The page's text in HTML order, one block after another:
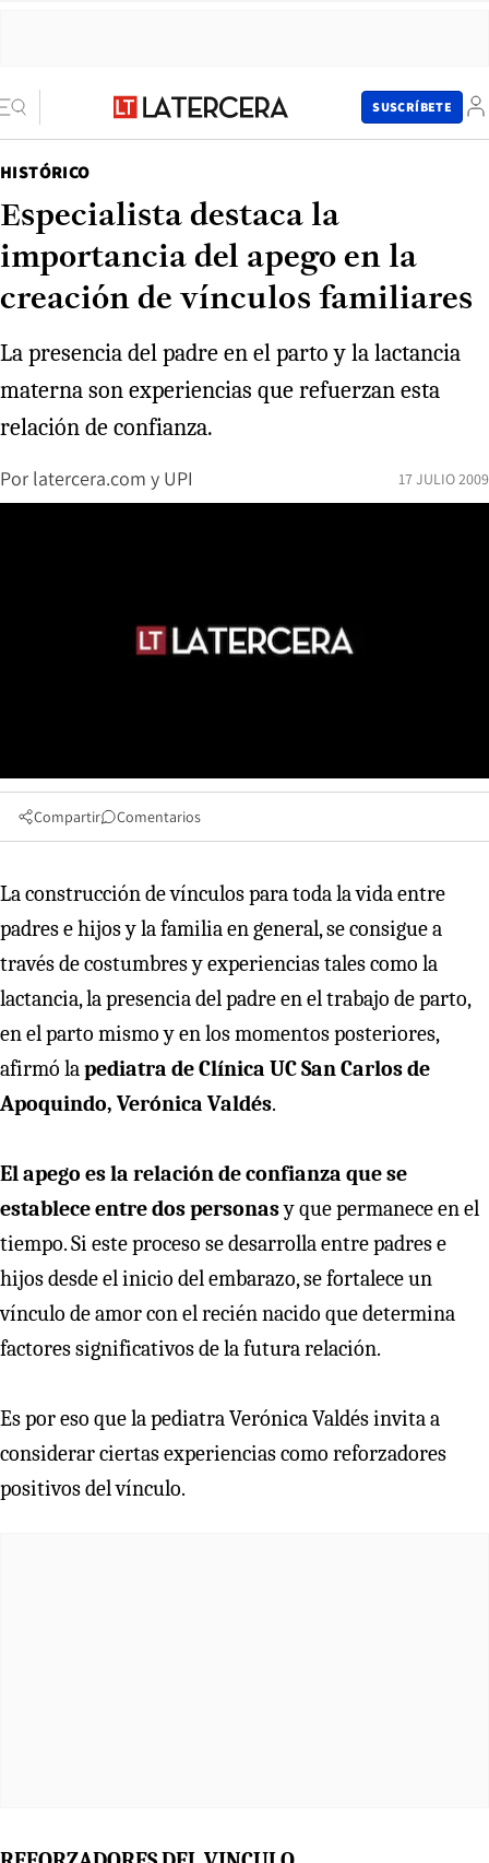
SUSCRÍBETE
HISTÓRICO
Especialista destaca la
importancia del apego en la
creación de vínculos familiares
La presencia del padre en el parto y la lactancia
materna son experiencias que refuerzan esta
relación de confianza.
Por latercera.com y UPI 17 JULIO 2009
Compartir Comentarios
La construcción de vínculos para toda la vida entre
padres e hijos y la familia en general, se consigue a
través de costumbres y experiencias tales como la
lactancia, la presencia del padre en el trabajo de parto,
en el parto mismo y en los momentos posteriores,
afirmó lapediatra de Clínica UC San Carlos de
Apoquindo, Verónica Valdés.
El apego es la relación de confianza que se
establece entre dos personasy que permanece en el
tiempo. Si este proceso se desarrolla entre padres e
hijos desde el inicio del embarazo, se fortalece un
vínculo de amor con el recién nacido que determina
factores significativos de la futura relación.
Es por eso que la pediatra Verónica Valdés invita a
considerar ciertas experiencias como reforzadores
positivos del vínculo.